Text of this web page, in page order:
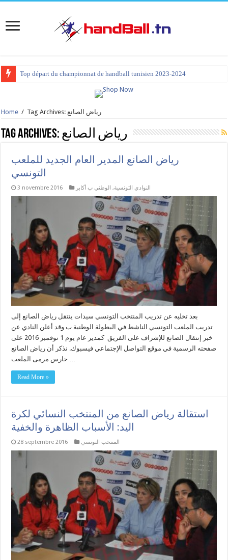
Top départ du championnat de handball tunisien 2023-2024
Home / Tag Archives: رياض الصانع
Tag Archives: رياض الصانع
رياض الصانع المدير العام الجديد للملعب
التونسي
3 novembre 2016 النوادي التونسية, الوطني ب أكابر
بعد تخليه عن تدريب المنتخب التونسي سيدات ينتقل رياض الصانع إلى
تدريب الملعب التونسي الناشط في البطولة الوطنية ب وقد أعلن النادي عن
خبر إنتقال الصانع للإشراف على الفريق كمدير عام يوم 1 نوفمبر 2016 على
صفحته الرسمية في موقع التواصل الإجتماعي فيسبوك. نذكر أن رياض الصانع
Read More »
استقالة رياض الصانع من المنتخب النسائي لكرة
اليد: الأسباب الظاهرة والخفية
28 septembre 2016 المنتخب التونسي